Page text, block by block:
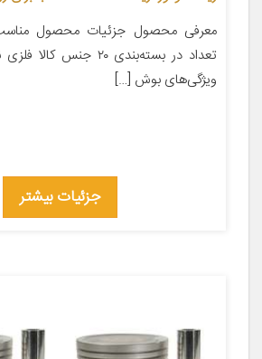
معرفی محصول جزئیات محصول
تعداد در بسته‌بندی ۲۰
ویژگی‌های بوش […]
جزئیات بیشتر